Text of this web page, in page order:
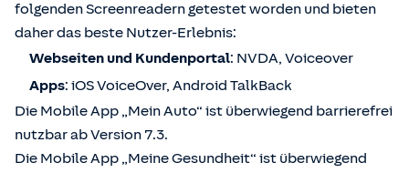
folgenden Screenreadern getestet worden und bieten
daher das beste Nutzer-Erlebnis:
Webseiten und Kundenportal: NVDA, Voiceover
Apps: iOS VoiceOver, Android TalkBack
Die Mobile App „Mein Auto“ ist überwiegend barrierefrei
nutzbar ab Version 7.3.
Die Mobile App „Meine Gesundheit“ ist überwiegend